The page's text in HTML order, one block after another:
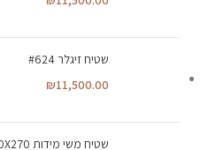
שטיח זיגלר #624
₪11,500.00
שטיח משי מידות 370X270